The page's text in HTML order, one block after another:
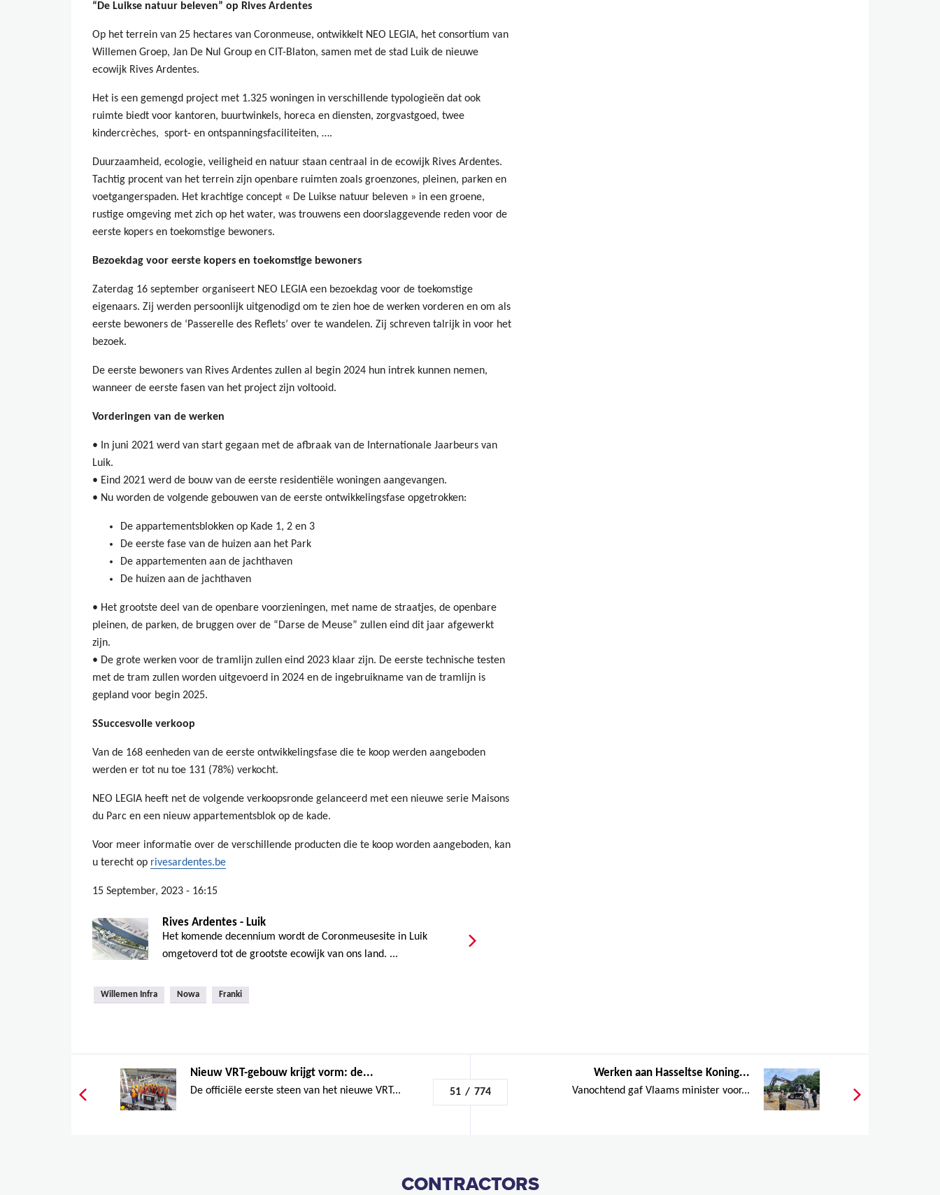
“De Luikse natuur beleven” op Rives Ardentes
Op het terrein van 25 hectares van Coronmeuse, ontwikkelt NEO LEGIA, het consortium van
Willemen Groep, Jan De Nul Group en CIT-Blaton, samen met de stad Luik de nieuwe
ecowijk Rives Ardentes.
Het is een gemengd project met 1.325 woningen in verschillende typologieën dat ook
ruimte biedt voor kantoren, buurtwinkels, horeca en diensten, zorgvastgoed, twee
kindercrèches, sport- en ontspanningsfaciliteiten, ….
Duurzaamheid, ecologie, veiligheid en natuur staan centraal in de ecowijk Rives Ardentes.
Tachtig procent van het terrein zijn openbare ruimten zoals groenzones, pleinen, parken en
voetgangerspaden. Het krachtige concept « De Luikse natuur beleven » in een groene,
rustige omgeving met zich op het water, was trouwens een doorslaggevende reden voor de
eerste kopers en toekomstige bewoners.
Bezoekdag voor eerste kopers en toekomstige bewoners
Zaterdag 16 september organiseert NEO LEGIA een bezoekdag voor de toekomstige
eigenaars. Zij werden persoonlijk uitgenodigd om te zien hoe de werken vorderen en om als
eerste bewoners de ‘Passerelle des Reflets’ over te wandelen. Zij schreven talrijk in voor het
bezoek.
De eerste bewoners van Rives Ardentes zullen al begin 2024 hun intrek kunnen nemen,
wanneer de eerste fasen van het project zijn voltooid.
Vorderingen van de werken
• In juni 2021 werd van start gegaan met de afbraak van de Internationale Jaarbeurs van
Luik.
• Eind 2021 werd de bouw van de eerste residentiële woningen aangevangen.
• Nu worden de volgende gebouwen van de eerste ontwikkelingsfase opgetrokken:
De appartementsblokken op Kade 1, 2 en 3
De eerste fase van de huizen aan het Park
De appartementen aan de jachthaven
De huizen aan de jachthaven
• Het grootste deel van de openbare voorzieningen, met name de straatjes, de openbare
pleinen, de parken, de bruggen over de “Darse de Meuse” zullen eind dit jaar afgewerkt
zijn.
• De grote werken voor de tramlijn zullen eind 2023 klaar zijn. De eerste technische testen
met de tram zullen worden uitgevoerd in 2024 en de ingebruikname van de tramlijn is
gepland voor begin 2025.
SSuccesvolle verkoop
Van de 168 eenheden van de eerste ontwikkelingsfase die te koop werden aangeboden
werden er tot nu toe 131 (78%) verkocht.
NEO LEGIA heeft net de volgende verkoopsronde gelanceerd met een nieuwe serie Maisons
du Parc en een nieuw appartementsblok op de kade.
Voor meer informatie over de verschillende producten die te koop worden aangeboden, kan
u terecht op rivesardentes.be
15 September, 2023 - 16:15
Rives Ardentes - Luik
Het komende decennium wordt de Coronmeusesite in Luik
omgetoverd tot de grootste ecowijk van ons land. ...
Willemen Infra Nowa Franki
Nieuw VRT-gebouw krijgt vorm: de...
De officiële eerste steen van het nieuwe VRT... 51 / 774
Werken aan Hasseltse Koning...
Vanochtend gaf Vlaams minister voor...
CONTRACTORS